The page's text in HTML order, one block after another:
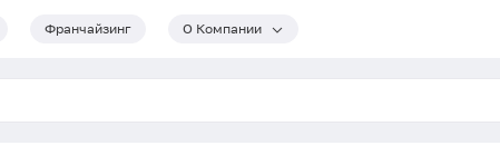
Франчайзинг О Компании